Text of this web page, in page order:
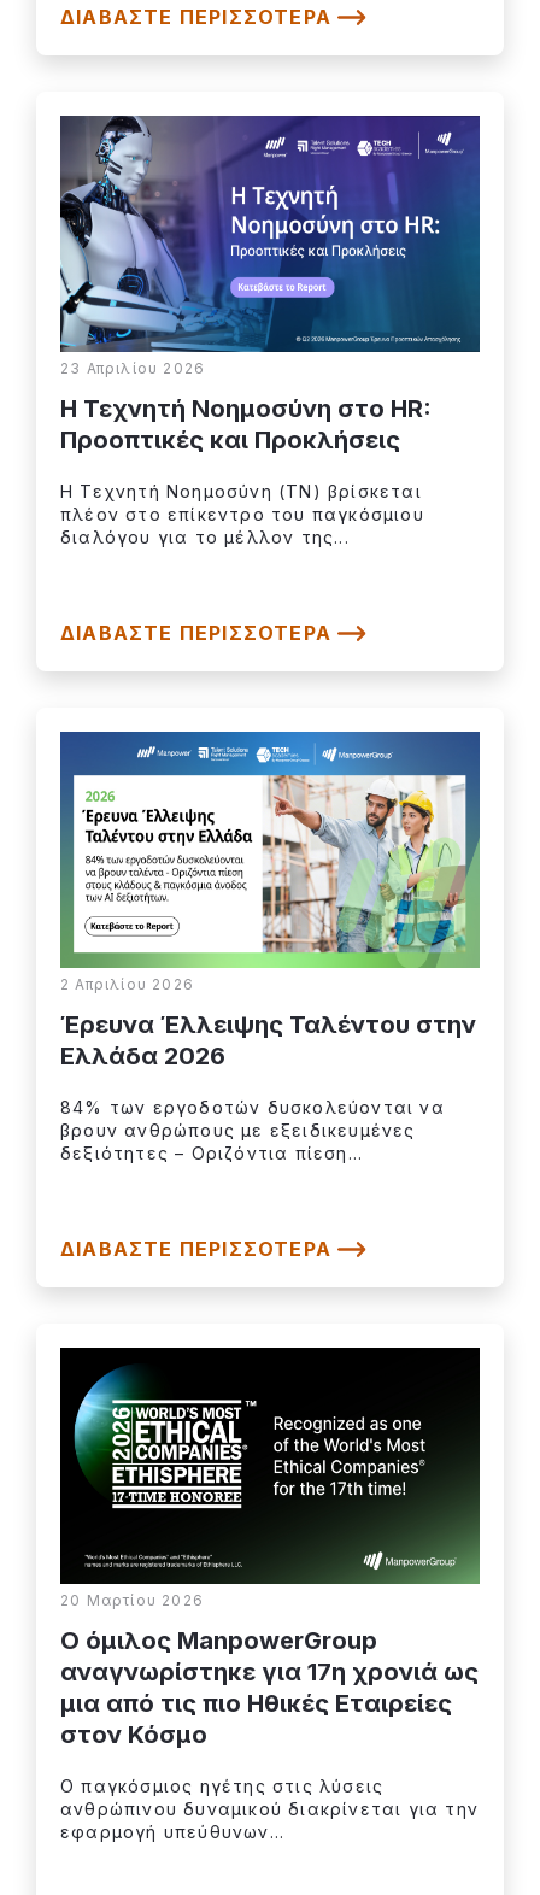
ΔΙΑΒΆΣΤΕ ΠΕΡΙΣΣΌΤΕΡΑ
23 Απριλίου 2026
Η Τεχνητή Νοημοσύνη στο HR:
Προοπτικές και Προκλήσεις
Η Τεχνητή Νοημοσύνη (ΤΝ) βρίσκεται
πλέον στο επίκεντρο του παγκόσμιου
διαλόγου για το μέλλον της...
ΔΙΑΒΆΣΤΕ ΠΕΡΙΣΣΌΤΕΡΑ
2 Απριλίου 2026
Έρευνα Έλλειψης Ταλέντου στην
Ελλάδα 2026
84% των εργοδοτών δυσκολεύονται να
βρουν ανθρώπους με εξειδικευμένες
δεξιότητες – Οριζόντια πίεση...
ΔΙΑΒΆΣΤΕ ΠΕΡΙΣΣΌΤΕΡΑ
20 Μαρτίου 2026
Ο όμιλος ManpowerGroup
αναγνωρίστηκε για 17η χρονιά ως
μια από τις πιο Ηθικές Εταιρείες
στον Κόσμο
Ο παγκόσμιος ηγέτης στις λύσεις
ανθρώπινου δυναμικού διακρίνεται για την
εφαρμογή υπεύθυνων...